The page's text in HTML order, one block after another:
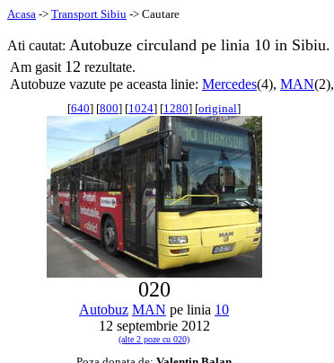
Acasa -> Transport Sibiu -> Cautare
Ati cautat: Autobuze circuland pe linia 10 in Sibiu.
Am gasit 12 rezultate.
Autobuze vazute pe aceasta linie: Mercedes(4), MAN(2),
[640] [800] [1024] [1280] [original]
020
Autobuz MAN pe linia 10
12 septembrie 2012
(alte 2 poze cu 020)